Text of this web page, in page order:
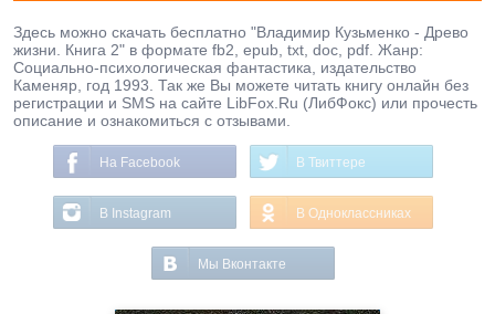
Здесь можно скачать бесплатно "Владимир Кузьменко - Древо
жизни. Книга 2" в формате fb2, epub, txt, doc, pdf. Жанр:
Социально-психологическая фантастика, издательство
Каменяр, год 1993. Так же Вы можете читать книгу онлайн без
регистрации и SMS на сайте LibFox.Ru (ЛибФокс) или прочесть
описание и ознакомиться с отзывами.
На Facebook В Твиттере
В Instagram В Одноклассниках
Мы Вконтакте